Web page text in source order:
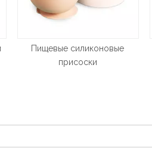
Силиконовая мини-детская
посуда